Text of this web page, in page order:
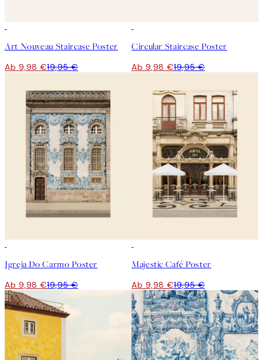
Art Nouveau Staircase Poster
Ab 9,98 €19,95 €
Circular Staircase Poster
Ab 9,98 €19,95 €
Igreja Do Carmo Poster
Ab 9,98 €19,95 €
Majestic Café Poster
Ab 9,98 €19,95 €